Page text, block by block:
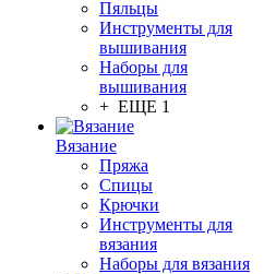
Пяльцы
Инструменты для
вышивания
Наборы для
вышивания
+ ЕЩЕ 1
Вязание
Пряжа
Спицы
Крючки
Инструменты для
вязания
Наборы для вязания